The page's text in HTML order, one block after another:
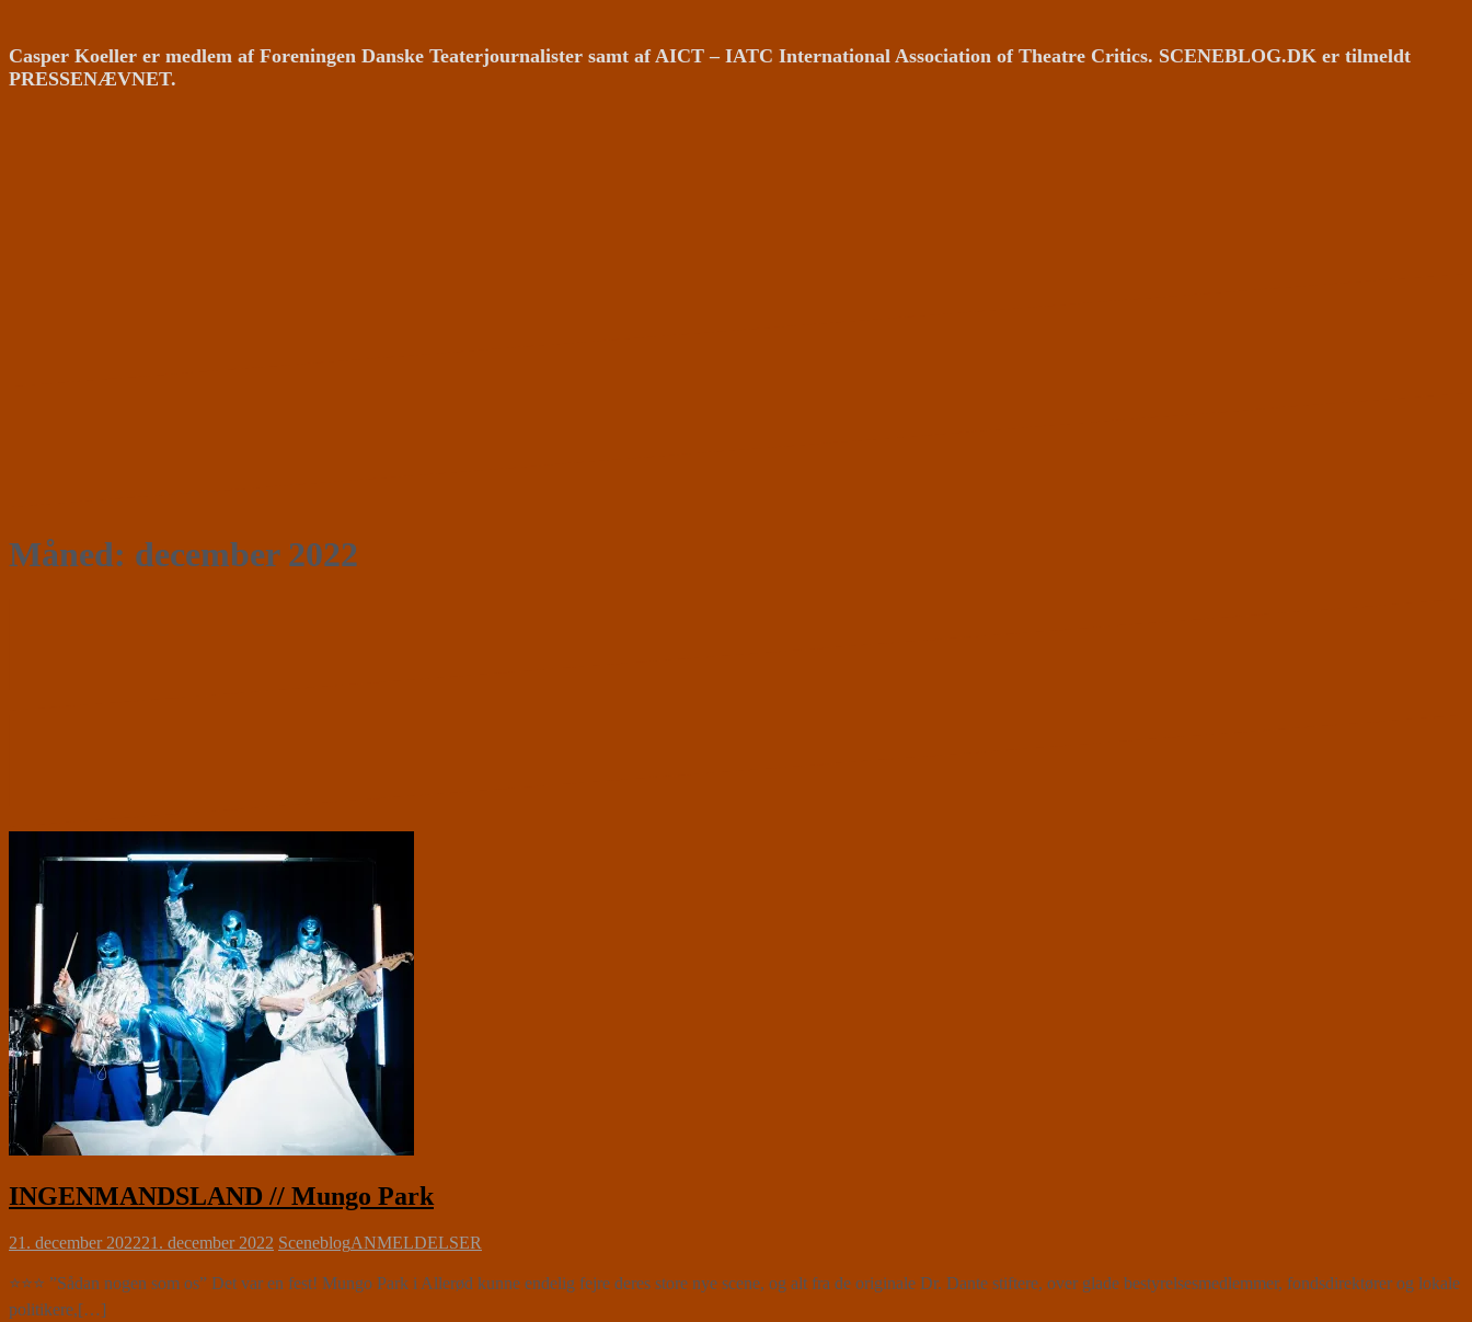
Casper Koeller er medlem af Foreningen Danske Teaterjournalister samt af AICT – IATC International Association of Theatre Critics. SCENEBLOG.DK er tilmeldt
PRESSENÆVNET.
Måned: december 2022
INGENMANDSLAND // Mungo Park
21. december 202221. december 2022 SceneblogANMELDELSER
⭐⭐⭐ ”Sådan nogen som os” Det var en fest! Mungo Park i Allerød kunne endelig fejre deres store nye scene, og alt fra de originale Dr. Dante stiftere, over glade bestyrelsesmedlemmer, fondsdirektører og lokale
politikere,[…]